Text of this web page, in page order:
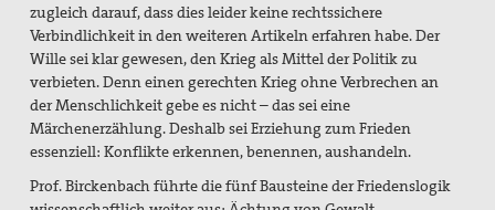
zugleich darauf, dass dies leider keine rechtssichere
Verbindlichkeit in den weiteren Artikeln erfahren habe. Der
Wille sei klar gewesen, den Krieg als Mittel der Politik zu
verbieten. Denn einen gerechten Krieg ohne Verbrechen an
der Menschlichkeit gebe es nicht – das sei eine
Märchenerzählung. Deshalb sei Erziehung zum Frieden
essenziell: Konflikte erkennen, benennen, aushandeln.
Prof. Birckenbach führte die fünf Bausteine der Friedenslogik